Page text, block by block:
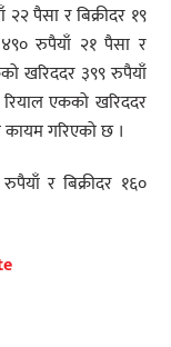
पैसा र बिक्रीदर १९
रुपैयाँ २१ पैसा र
खरिददर ३९९ रुपैयाँ
एकको खरिददर
कायम गरिएको छ ।
र बिक्रीदर १६०